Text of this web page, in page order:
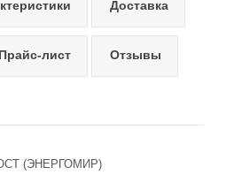
Доставка
Прайс-лист Отзывы
(ЭНЕРГОМИР)